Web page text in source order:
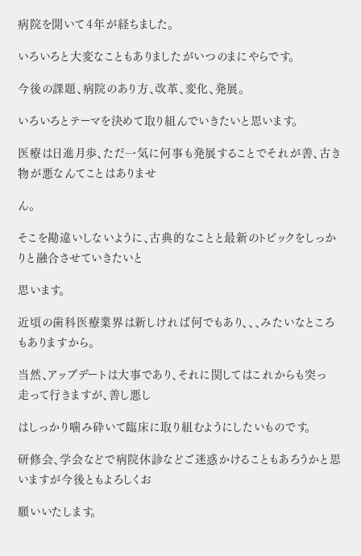
病院を開いて４年が経ちました。
いろいろと大変なこともありましたがいつのまにやらです。
今後の課題、病院のあり方、改革、変化、発展。
いろいろとテーマを決めて取り組んでいきたいと思います。
医療は日進月歩、ただ一気に何事も発展することでそれが善、古き
物が悪なんてことはありませ
ん。
そこを勘違いしないように、古典的なことと最新のトピックをしっか
りと融合させていきたいと
思います。
近頃の歯科医療業界は新しければ何でもあり、、、みたいなところ
もありますから。
当然、アップデートは大事であり、それに関してはこれからも突っ
走って行きますが、善し悪し
はしっかり噛み砕いて臨床に取り組むようにしたいものです。
研修会、学会などで病院休診などご迷惑かけることもあろうかと思
いますが今後ともよろしくお
願いいたします。